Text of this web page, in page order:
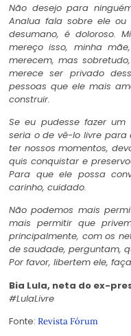
Não desejo para
Analua fala sobre ele ou
desumano, é doloroso.
mereço isso, minha
merecem, mas
merece ser privado
pessoas que ele mais
construir.
Se eu pudesse fazer
seria o de vê-lo livre para
ter nossos momentos,
quis conquistar e
Para que ele possa
carinho, cuidado.
Não podemos mais
mais permitir que
principalmente, com os
de saudade, perguntam,
Por favor, libertem ele,
Bia Lula, neta do ex-
#LulaLivre
Fonte: Revista Fórum